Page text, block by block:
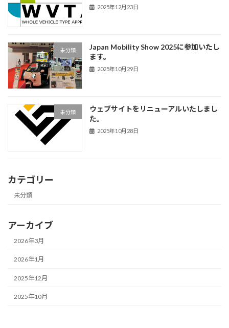
2025年12月23日
未分類
Japan Mobility Show 2025に参加いたし
ます。
2025年10月29日
未分類
ウェブサイトをリニューアルいたしまし
た。
2025年10月28日
カテゴリー
未分類
アーカイブ
2026年3月
2026年1月
2025年12月
2025年10月